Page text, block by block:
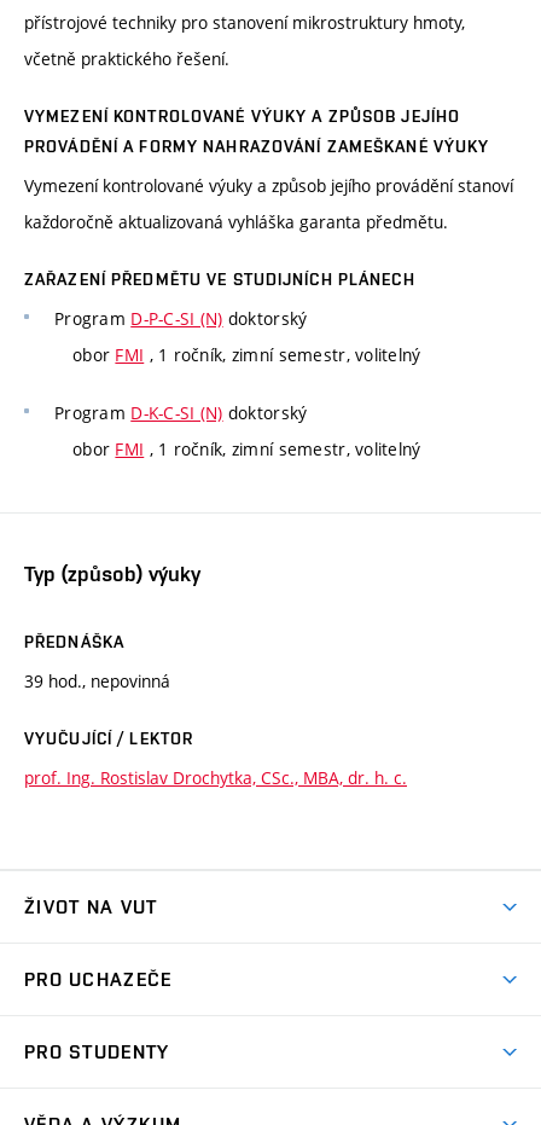
přístrojové techniky pro stanovení mikrostruktury hmoty,
včetně praktického řešení.
VYMEZENÍ KONTROLOVANÉ VÝUKY A ZPŮSOB JEJÍHO
PROVÁDĚNÍ A FORMY NAHRAZOVÁNÍ ZAMEŠKANÉ VÝUKY
Vymezení kontrolované výuky a způsob jejího provádění stanoví
každoročně aktualizovaná vyhláška garanta předmětu.
ZAŘAZENÍ PŘEDMĚTU VE STUDIJNÍCH PLÁNECH
Program D-P-C-SI (N) doktorský
obor FMI , 1 ročník, zimní semestr, volitelný
Program D-K-C-SI (N) doktorský
obor FMI , 1 ročník, zimní semestr, volitelný
Typ (způsob) výuky
PŘEDNÁŠKA
39 hod., nepovinná
VYUČUJÍCÍ / LEKTOR
prof. Ing. Rostislav Drochytka, CSc., MBA, dr. h. c.
ŽIVOT NA VUT
Koleje
PRO UCHAZEČE
Dny otevřených dveří
PRO STUDENTY